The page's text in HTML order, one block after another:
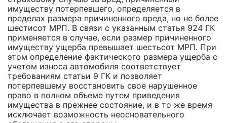
имуществу потерпевшего, определяется в
пределах размера причиненного вреда, но не более
шестисот МРП. В связи с указанным статья 924 ГК
применяется в случае, если размер причиненного
имуществу ущерба превышает шестьсот МРП. При
этом определение фактического размера ущерба с
учетом износа автомобиля соответствует
требованиям статьи 9 ГК и позволяет
потерпевшему восстановить свое нарушенное
право в полном объеме путем приведения
имущества в прежнее состояние, и в то же время
исключает возможность неосновательного